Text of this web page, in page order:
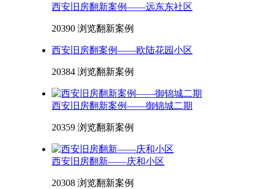
西安旧房翻新案例——远东东社区
20390 浏览翻新案例
西安旧房翻案例——欧陆花园小区
20384 浏览翻新案例
西安旧房翻新案例——御锦城二期
20359 浏览翻新案例
西安旧房翻新——庆和小区
20308 浏览翻新案例